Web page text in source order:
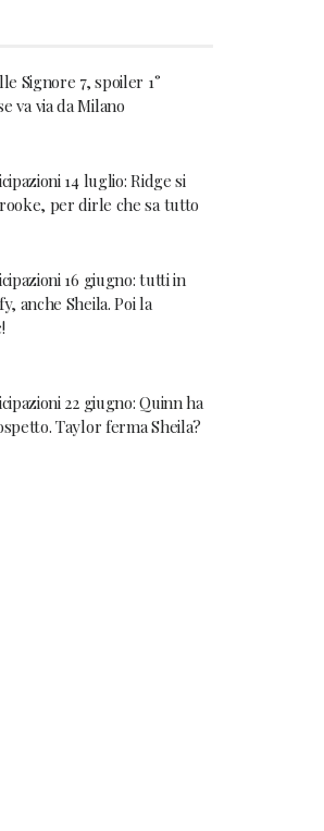
Signore 7, spoiler 1°
va via da Milano
14 luglio: Ridge si
per dirle che sa tutto
16 giugno: tutti in
anche Sheila. Poi la
22 giugno: Quinn ha
Taylor ferma Sheila?